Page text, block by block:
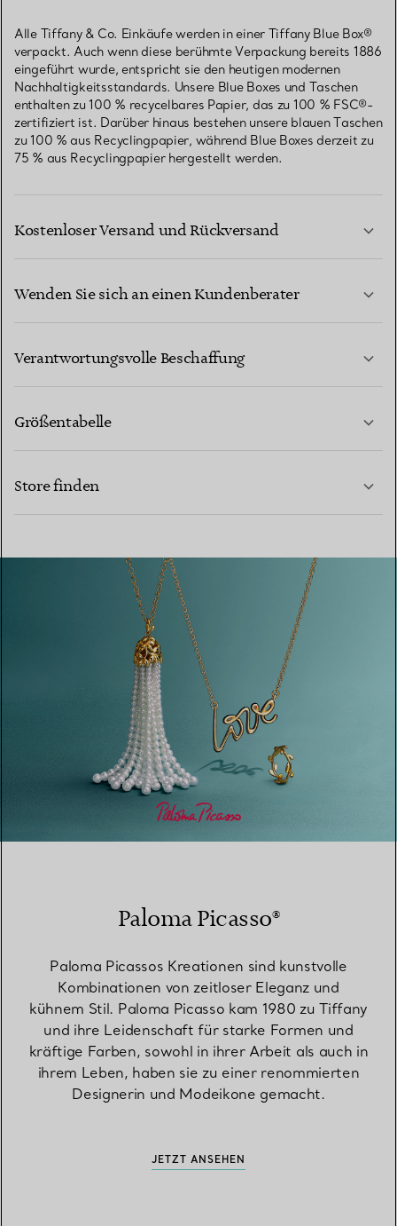
Alle Tiffany & Co. Einkäufe werden in einer Tiffany Blue Box®
verpackt. Auch wenn diese berühmte Verpackung bereits 1886
eingeführt wurde, entspricht sie den heutigen modernen
Nachhaltigkeitsstandards. Unsere Blue Boxes und Taschen
enthalten zu 100 % recycelbares Papier, das zu 100 % FSC®-
zertifiziert ist. Darüber hinaus bestehen unsere blauen Taschen
zu 100 % aus Recyclingpapier, während Blue Boxes derzeit zu
75 % aus Recyclingpapier hergestellt werden.
Kostenloser Versand und Rückversand
Wenden Sie sich an einen Kundenberater
Verantwortungsvolle Beschaffung
Größentabelle
Store finden
EINEN STORE IN IHRER NÄHE FINDEN
Paloma Picasso®
Paloma Picassos Kreationen sind kunstvolle
Kombinationen von zeitloser Eleganz und
kühnem Stil. Paloma Picasso kam 1980 zu Tiffany
und ihre Leidenschaft für starke Formen und
kräftige Farben, sowohl in ihrer Arbeit als auch in
ihrem Leben, haben sie zu einer renommierten
Designerin und Modeikone gemacht.
JETZT ANSEHEN